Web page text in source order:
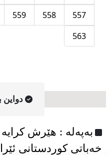
557
558
559
563
دواین
به‌په‌له‌ : هێرش
خەباتی کوردستانی